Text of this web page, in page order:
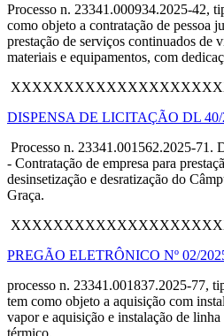
Processo n. 23341.000934.2025-42,
como objeto a contratação de pessoa
prestação de serviços continuados de
materiais e equipamentos, com
DISPENSA DE LICITAÇÃO DL 40/
Processo n. 23341.001562.2025-71.
- Contratação de empresa para
desinsetização e desratização do
Graça.
PREGÃO ELETRÔNICO Nº 02/
processo n. 23341.001837.2025-77,
tem como objeto a aquisição com
vapor e aquisição e instalação de
térmico.